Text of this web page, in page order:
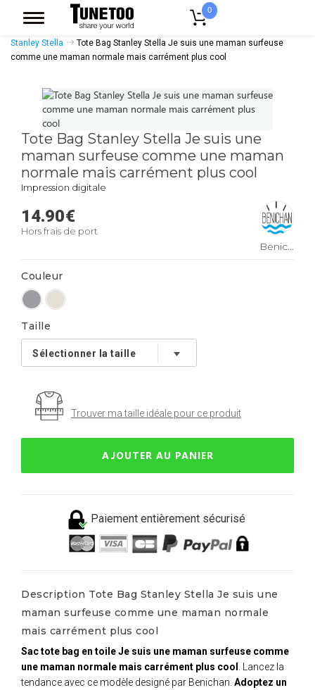
0
Accessoires Casquettes Tote Bags
Stanley Stella
Tote Bag Stanley Stella Je suis une maman surfeuse
comme une maman normale mais carrément plus cool
Tote Bag Stanley Stella Je suis une
maman surfeuse comme une maman
normale mais carrément plus cool
Impression digitale
14.90€
Hors frais de port
Benichan
Couleur
Taille
Trouver ma taille idéale pour ce produit
AJOUTER AU PANIER
Paiement entièrement sécurisé
Description Tote Bag Stanley Stella Je suis une
maman surfeuse comme une maman normale
mais carrément plus cool
Sac tote bag en toile Je suis une maman surfeuse comme
une maman normale mais carrément plus cool
. Lancez la
tendance avec ce modèle designé par Benichan. Adoptez un